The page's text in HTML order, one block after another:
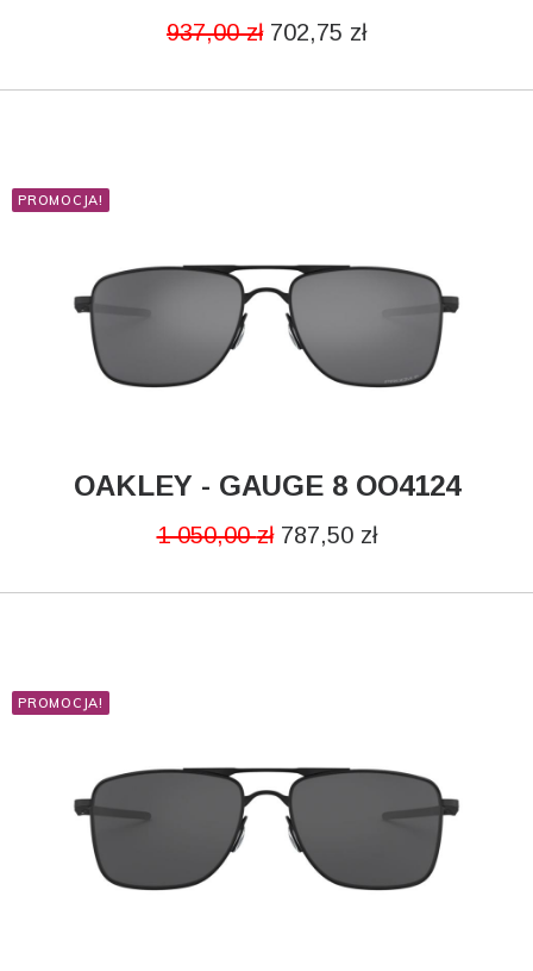
937,00zł 702,75 zł
PROMOCJA!
DODAJ DO KOSZYKA
OAKLEY - GAUGE 8 OO4124
1 050,00zł 787,50 zł
PROMOCJA!